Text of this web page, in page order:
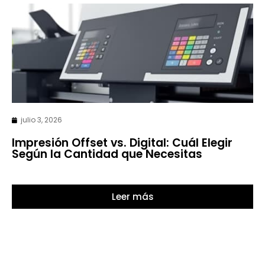
julio 3, 2026
Impresión Offset vs. Digital: Cuál Elegir
Según la Cantidad que Necesitas
Leer más